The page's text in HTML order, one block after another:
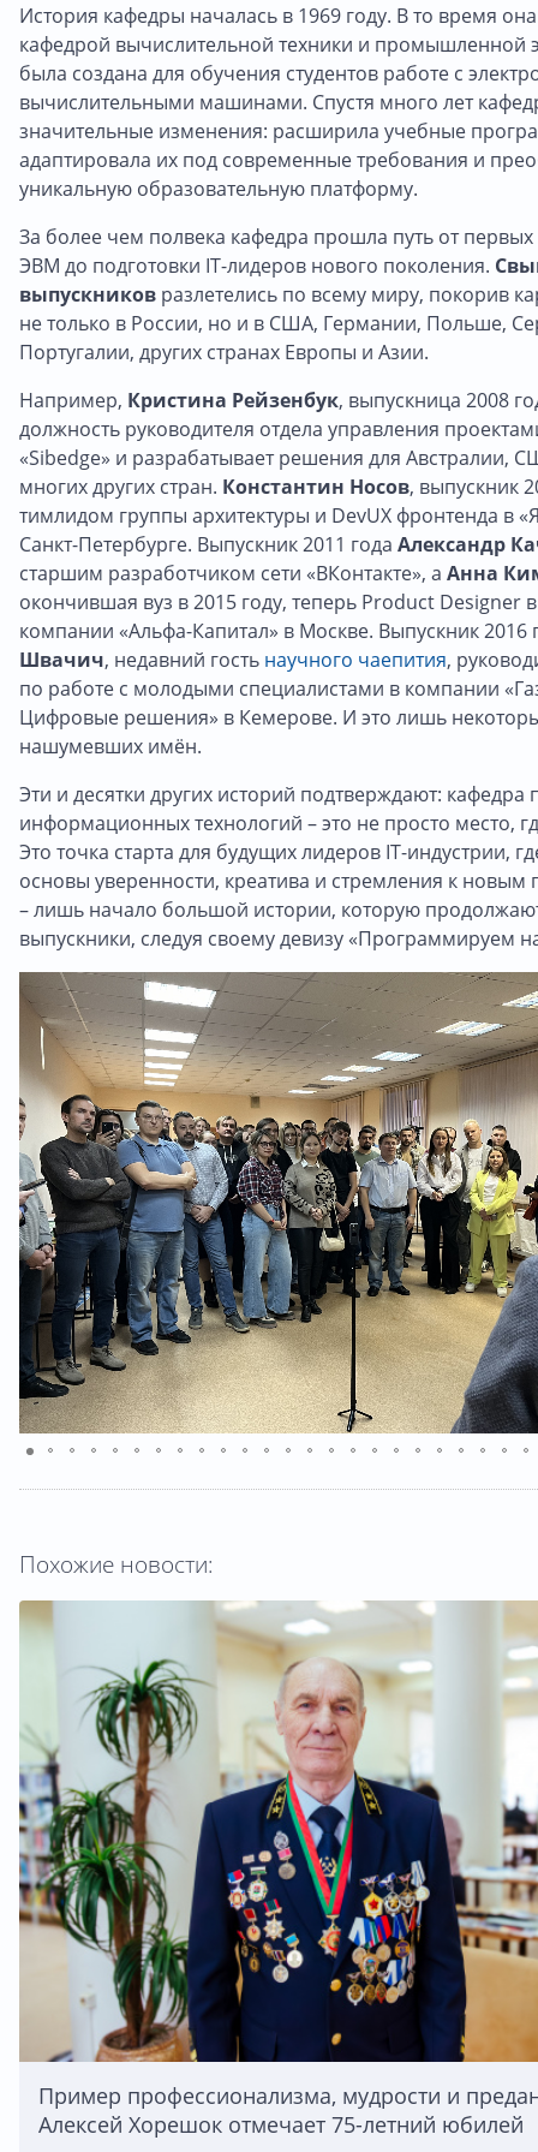
История кафедры началась в 1969 году. В то время
кафедрой вычислительной техники и промышленной
была создана для обучения студентов работе с
вычислительными машинами. Спустя много лет
значительные изменения: расширила учебные
адаптировала их под современные требования и
уникальную образовательную платформу.
За более чем полвека кафедра прошла путь от
ЭВМ до подготовки IT-лидеров нового поколения.
выпускников разлетелись по всему миру, покорив
не только в России, но и в США, Германии, Польше,
Португалии, других странах Европы и Азии.
Например, Кристина Рейзенбук, выпускница 2008
должность руководителя отдела управления
«Sibedge» и разрабатывает решения для Австралии,
многих других стран. Константин Носов, выпускник
тимлидом группы архитектуры и DevUX фронтенда в
Санкт-Петербурге. Выпускник 2011 года Александр
старшим разработчиком сети «ВКонтакте», а Анна
окончившая вуз в 2015 году, теперь Product Designer
компании «Альфа-Капитал» в Москве. Выпускник 2016
Швачич, недавний гость научного чаепития,
по работе с молодыми специалистами в компании
Цифровые решения» в Кемерове. И это лишь
нашумевших имён.
Эти и десятки других историй подтверждают: кафедра
информационных технологий – это не просто место,
Это точка старта для будущих лидеров IT-индустрии,
основы уверенности, креатива и стремления к новым
– лишь начало большой истории, которую
выпускники, следуя своему девизу «Программируем
Похожие новости:
Пример профессионализма, мудрости и
Алексей Хорешок отмечает 75-летний юбилей